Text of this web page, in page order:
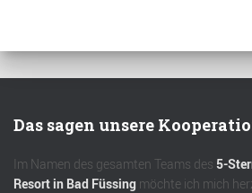
Das sagen unsere
Im Namen des gesamten Teams des 5-
Resort in Bad Füssing möchte ich mich